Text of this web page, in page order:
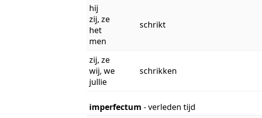
hij
zij, ze
het
men
schrikt
zij, ze
wij, we
jullie
schrikken
imperfectum - verleden tijd